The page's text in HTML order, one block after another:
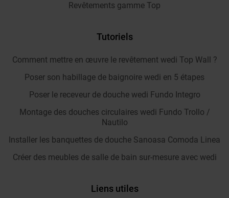
Revêtements gamme Top
Tutoriels
Comment mettre en œuvre le revêtement wedi Top Wall ?
Poser son habillage de baignoire wedi en 5 étapes
Poser le receveur de douche wedi Fundo Integro
Montage des douches circulaires wedi Fundo Trollo /
Nautilo
Installer les banquettes de douche Sanoasa Comoda Linea
Créer des meubles de salle de bain sur-mesure avec wedi
Liens utiles